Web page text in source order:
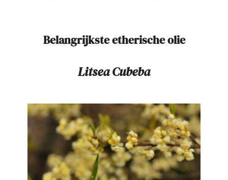
Belangrijkste etherische olie
Litsea Cubeba